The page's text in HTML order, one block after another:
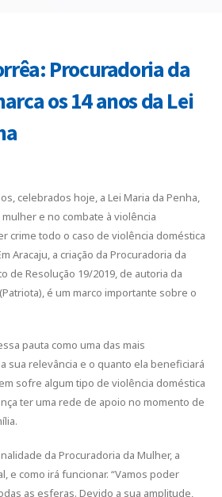
Procuradoria da
os 14 anos da Lei
celebrados hoje, a Lei Maria da Penha,
e no combate à violência
crime todo o caso de violência doméstica
Aracaju, a criação da Procuradoria da
de Resolução 19/2019, de autoria da
é um marco importante sobre o
pauta como uma das mais
sua relevância e o quanto ela beneficiará
sofre algum tipo de violência doméstica
ter uma rede de apoio no momento de
da Procuradoria da Mulher, a
e como irá funcionar. “Vamos poder
as esferas. Devido a sua amplitude,